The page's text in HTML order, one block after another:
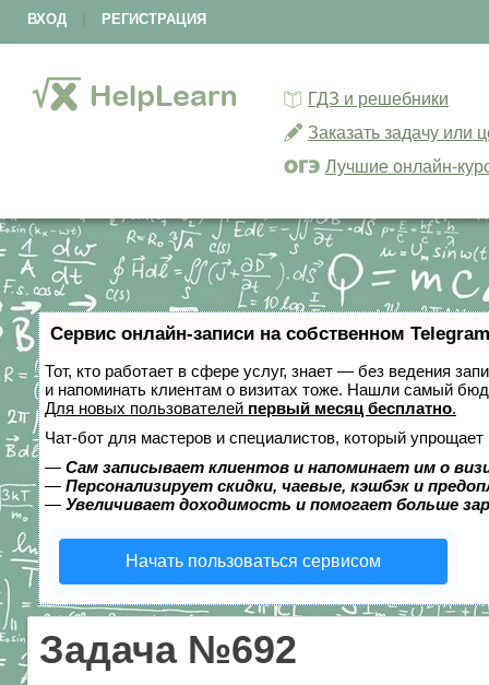
ВХОД РЕГИСТРАЦИЯ
ГДЗ и решебники
Заказать задачу или
Лучшие онлайн-
Сервис онлайн-записи на собственном
Тот, кто работает в сфере услуг, знает — без ведения
и напоминать клиентам о визитах тоже. Нашли самый
Для новых пользователей первый месяц бесплатно.
Чат-бот для мастеров и специалистов, который упрощает
— Сам записывает клиентов и напоминает им о
— Персонализирует скидки, чаевые, кэшбэк и
— Увеличивает доходимость и помогает больше
Начать пользоваться сервисом
Задача №692